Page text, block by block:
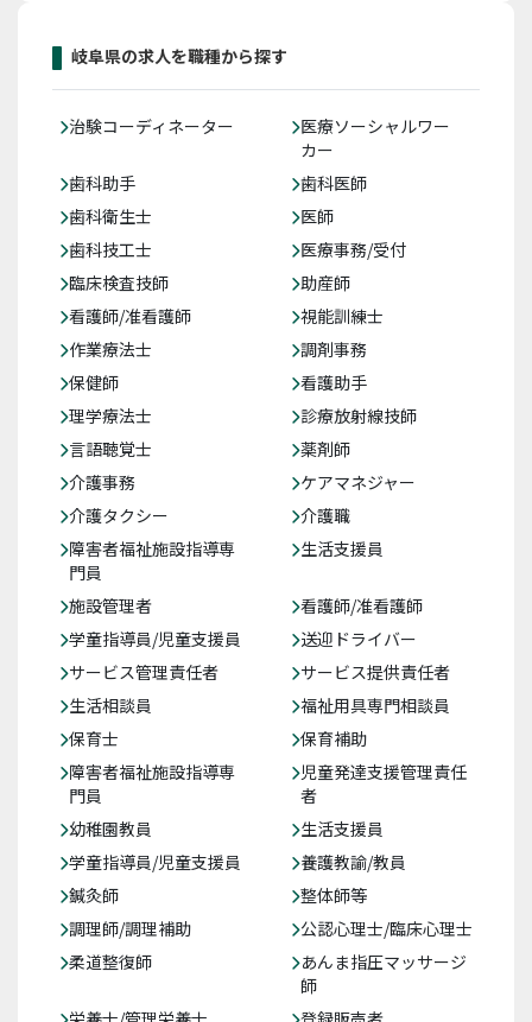
岐阜県の求人を職種から探す
治験コーディネーター
医療ソーシャルワー
カー
歯科助手
歯科医師
歯科衛生士
医師
歯科技工士
医療事務/受付
臨床検査技師
助産師
看護師/准看護師
視能訓練士
作業療法士
調剤事務
保健師
看護助手
理学療法士
診療放射線技師
言語聴覚士
薬剤師
介護事務
ケアマネジャー
介護タクシー
介護職
障害者福祉施設指導専
門員
生活支援員
施設管理者
看護師/准看護師
学童指導員/児童支援員
送迎ドライバー
サービス管理責任者
サービス提供責任者
生活相談員
福祉用具専門相談員
保育士
保育補助
障害者福祉施設指導専
門員
児童発達支援管理責任
者
幼稚園教員
生活支援員
学童指導員/児童支援員
養護教諭/教員
鍼灸師
整体師等
調理師/調理補助
公認心理士/臨床心理士
柔道整復師
あんま指圧マッサージ
師